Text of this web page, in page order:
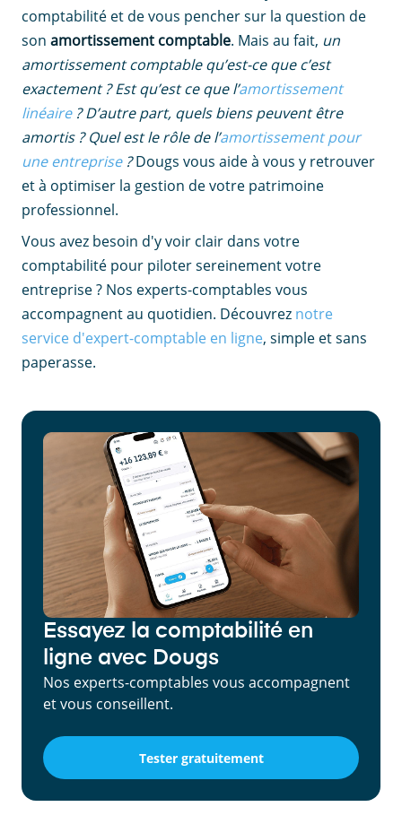
comptabilité et de vous pencher sur la question de
son amortissement comptable. Mais au fait, un
amortissement comptable qu’est-ce que c’est
exactement ? Est qu’est ce que l’amortissement
linéaire? D’autre part, quels biens peuvent être
amortis ? Quel est le rôle de l’amortissement pour
une entreprise?Dougs vous aide à vous y retrouver
et à optimiser la gestion de votre patrimoine
professionnel.
Vous avez besoin d'y voir clair dans votre
comptabilité pour piloter sereinement votre
entreprise ? Nos experts-comptables vous
accompagnent au quotidien. Découvrez notre
service d'expert-comptable en ligne, simple et sans
paperasse.
Essayez la comptabilité en
ligne avec Dougs
Nos experts-comptables vous accompagnent
et vous conseillent.
Tester gratuitement